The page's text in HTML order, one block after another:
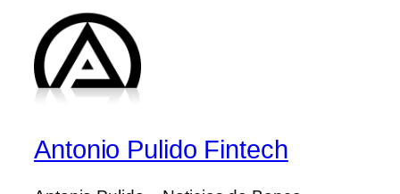
Antonio Pulido Fintech